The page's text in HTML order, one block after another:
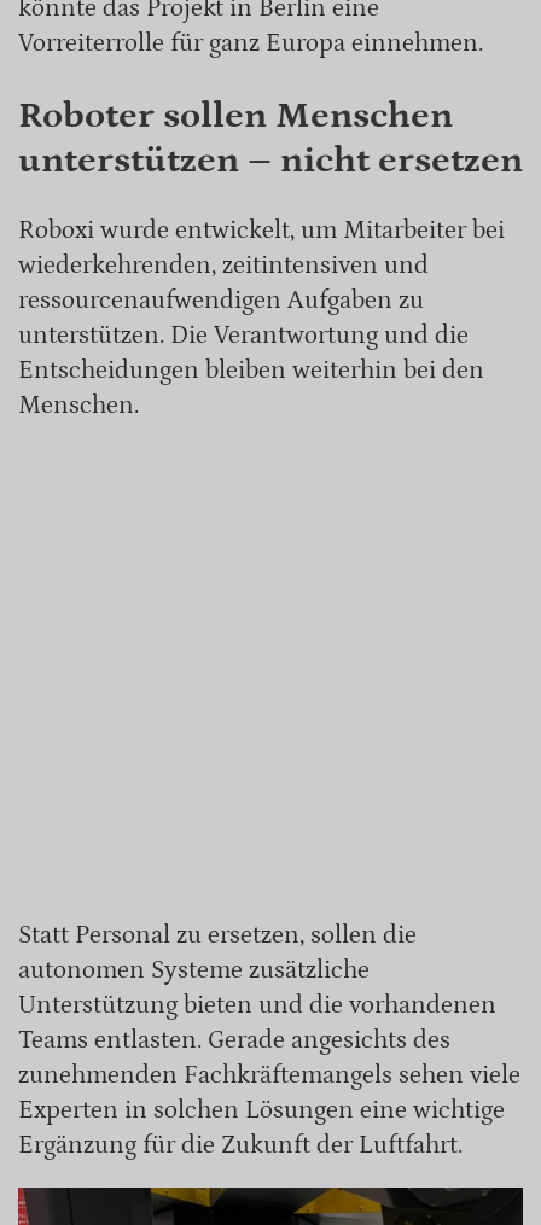
könnte das Projekt in Berlin eine
Vorreiterrolle für ganz Europa einnehmen.
Roboter sollen Menschen
unterstützen – nicht ersetzen
Roboxi wurde entwickelt, um Mitarbeiter bei
wiederkehrenden, zeitintensiven und
ressourcenaufwendigen Aufgaben zu
unterstützen. Die Verantwortung und die
Entscheidungen bleiben weiterhin bei den
Menschen.
Statt Personal zu ersetzen, sollen die
autonomen Systeme zusätzliche
Unterstützung bieten und die vorhandenen
Teams entlasten. Gerade angesichts des
zunehmenden Fachkräftemangels sehen viele
Experten in solchen Lösungen eine wichtige
Ergänzung für die Zukunft der Luftfahrt.